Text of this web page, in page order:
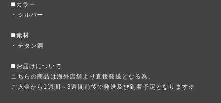
◼️カラー
・シルバー
◼️素材
・チタン鋼
◼️お届けについて
こちらの商品は海外店舗より直接発送となる為、
ご入金から1週間～3週間前後で発送及び到着予定となります※